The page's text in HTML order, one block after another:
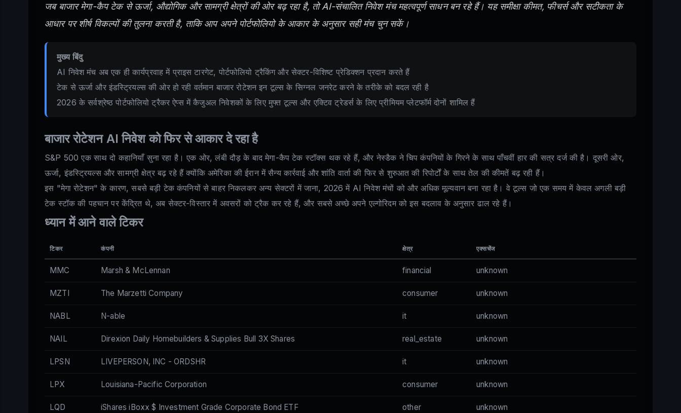
जब बाजार मेगा-कैप टेक से ऊर्जा, औद्योगिक और सामग्री क्षेत्रों की ओर बढ़ रहा है, तो AI-संचालित निवेश मंच महत्वपूर्ण साधन बन रहे हैं। यह समीक्षा कीमत, फीचर्स और सटीकता के
आधार पर शीर्ष विकल्पों की तुलना करती है, ताकि आप अपने पोर्टफोलियो के आकार के अनुसार सही मंच चुन सकें।
मुख्य बिंदु
AI निवेश मंच अब एक ही कार्यप्रवाह में प्राइस टारगेट, पोर्टफोलियो ट्रैकिंग और सेक्टर-विशिष्ट प्रेडिक्शन प्रदान करते हैं
टेक से ऊर्जा और इंडस्ट्रियल्स की ओर हो रही वर्तमान बाजार रोटेशन इन टूल्स के सिग्नल जनरेट करने के तरीके को बदल रही है
2026 के सर्वश्रेष्ठ पोर्टफोलियो ट्रैकर ऐप्स में कैजुअल निवेशकों के लिए मुफ्त टूल्स और एक्टिव ट्रेडर्स के लिए प्रीमियम प्लेटफॉर्म दोनों शामिल हैं
बाजार रोटेशन AI निवेश को फिर से आकार दे रहा है
S&P 500 एक साथ दो कहानियाँ सुना रहा है। एक ओर, लंबी दौड़ के बाद मेगा-कैप टेक स्टॉक्स थक रहे हैं, और नेस्डैक ने चिप कंपनियों के गिरने के साथ पाँचवीं हार की सत्र दर्ज की है। दूसरी ओर,
ऊर्जा, इंडस्ट्रियल्स और सामग्री क्षेत्र बढ़ रहे हैं क्योंकि अमेरिका की ईरान में सैन्य कार्रवाई और शांति वार्ता की फिर से शुरुआत की रिपोर्टों के साथ तेल की कीमतें बढ़ रही हैं।
इस "मेगा रोटेशन" के कारण, सबसे बड़ी टेक कंपनियों से बाहर निकलकर अन्य सेक्टरों में जाना, 2026 में AI निवेश मंचों को और अधिक मूल्यवान बना रहा है। वे टूल्स जो एक समय में केवल अगली बड़ी
टेक स्टॉक की पहचान पर केंद्रित थे, अब सेक्टर-विस्तार में अवसरों को ट्रैक कर रहे हैं, और सबसे अच्छे अपने एल्गोरिदम को इस बदलाव के अनुसार ढाल रहे हैं।
ध्यान में आने वाले टिकर
टिकर कंपनी क्षेत्र एक्सचेंज
MMC Marsh & McLennan financial unknown
MZTI The Marzetti Company consumer unknown
NABL N-able it unknown
NAIL Direxion Daily Homebuilders & Supplies Bull 3X Shares real_estate unknown
LPSN LIVEPERSON, INC - ORDSHR it unknown
LPX Louisiana-Pacific Corporation consumer unknown
LQD iShares iBoxx $ Investment Grade Corporate Bond ETF other unknown